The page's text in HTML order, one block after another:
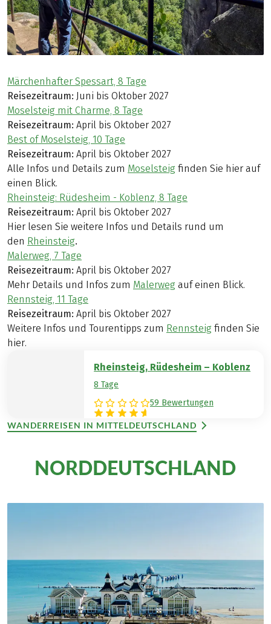
Märchenhafter Spessart, 8 Tage
Reisezeitraum: Juni bis Oktober 2027
Moselsteig mit Charme, 8 Tage
Reisezeitraum: April bis Oktober 2027
Best of Moselsteig, 10 Tage
Reisezeitraum: April bis Oktober 2027
Alle Infos und Details zum Moselsteig finden Sie hier auf
einen Blick.
Rheinsteig: Rüdesheim - Koblenz, 8 Tage
Reisezeitraum: April bis Oktober 2027
Hier lesen Sie weitere Infos und Details rund um
den Rheinsteig.
Malerweg, 7 Tage
Reisezeitraum: April bis Oktober 2027
Mehr Details und Infos zum Malerweg auf einen Blick.
Rennsteig, 11 Tage
Reisezeitraum: April bis Oktober 2027
Weitere Infos und Tourentipps zum Rennsteig finden Sie
hier.
Rheinsteig, Rüdesheim – Koblenz
8 Tage
59 Bewertungen
WANDERREISEN IN MITTELDEUTSCHLAND
NORDDEUTSCHLAND